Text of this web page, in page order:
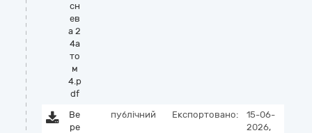
сн
ев
а 2
4а
то
м
4.p
df
Ве
ре
публічний Експортовано:
15-06-
2026,